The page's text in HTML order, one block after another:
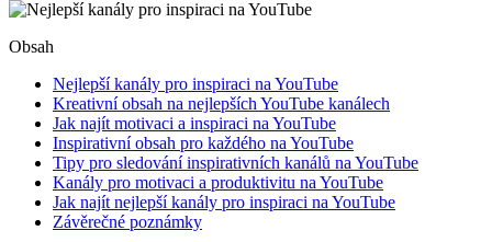
Obsah
Nejlepší kanály pro inspiraci na YouTube
Kreativní obsah na nejlepších YouTube kanálech
Jak najít motivaci a inspiraci na YouTube
Inspirativní obsah pro každého na YouTube
Tipy pro sledování inspirativních kanálů na YouTube
Kanály pro motivaci a produktivitu na YouTube
Jak najít nejlepší kanály pro inspiraci na YouTube
Závěrečné poznámky